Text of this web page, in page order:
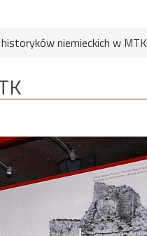
niemieckich w MTK